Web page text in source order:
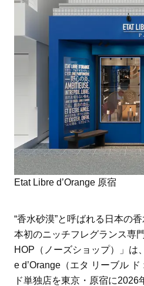
Etat Libre d’Orange 原宿
“香水砂漠”と呼ばれる日本の
本初のニッチフレグランス専
HOP（ノーズショップ）」は
e d’Orange（エタ リーブル
ド単独店を東京・原宿に2026